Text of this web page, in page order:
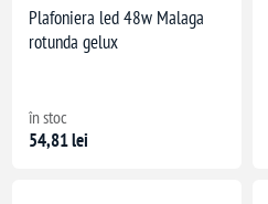
Plafoniera led 48w Malaga
rotunda gelux
în stoc
54,81 lei